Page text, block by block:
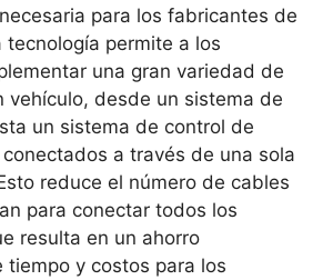
para los fabricantes de
tecnología permite a los
una gran variedad de
vehículo, desde un sistema de
un sistema de control de
a través de una sola
reduce el número de cables
para conectar todos los
resulta en un ahorro
tiempo y costos para los